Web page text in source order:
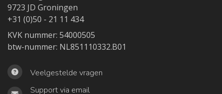
9723 JD Groningen
+31 (0)50 - 21 11 434
KVK nummer: 54000505
btw-nummer: NL851110332.B01
Veelgestelde vragen
Support via email